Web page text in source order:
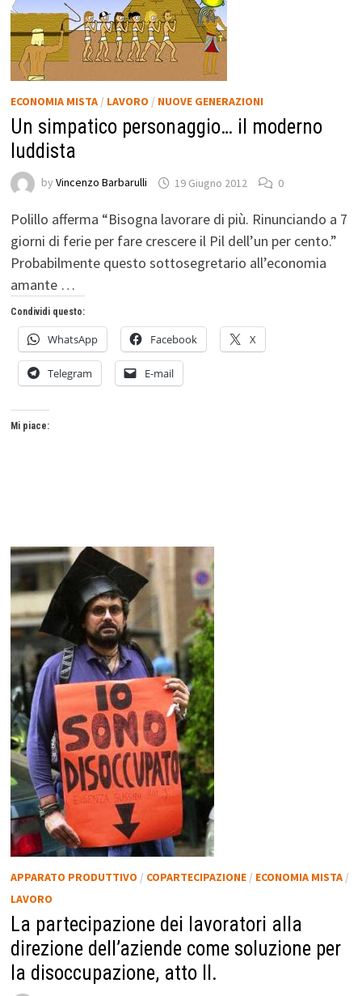
ECONOMIA MISTA/ LAVORO / NUOVE GENERAZIONI
Un simpatico personaggio… il moderno
luddista
by Vincenzo Barbarulli 19 Giugno 2012 0
Polillo afferma “Bisogna lavorare di più. Rinunciando a 7
giorni di ferie per fare crescere il Pil dell’un per cento.”
Probabilmente questo sottosegretario all’economia
amante …
Condividi questo:
WhatsApp Facebook X
Telegram E-mail
Mi piace:
APPARATO PRODUTTIVO / COPARTECIPAZIONE/ ECONOMIA MISTA/
LAVORO
La partecipazione dei lavoratori alla
direzione dell’aziende come soluzione per
la disoccupazione, atto II.